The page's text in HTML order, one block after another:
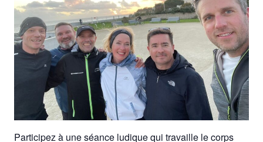
Participez à une séance ludique qui travaille le corps